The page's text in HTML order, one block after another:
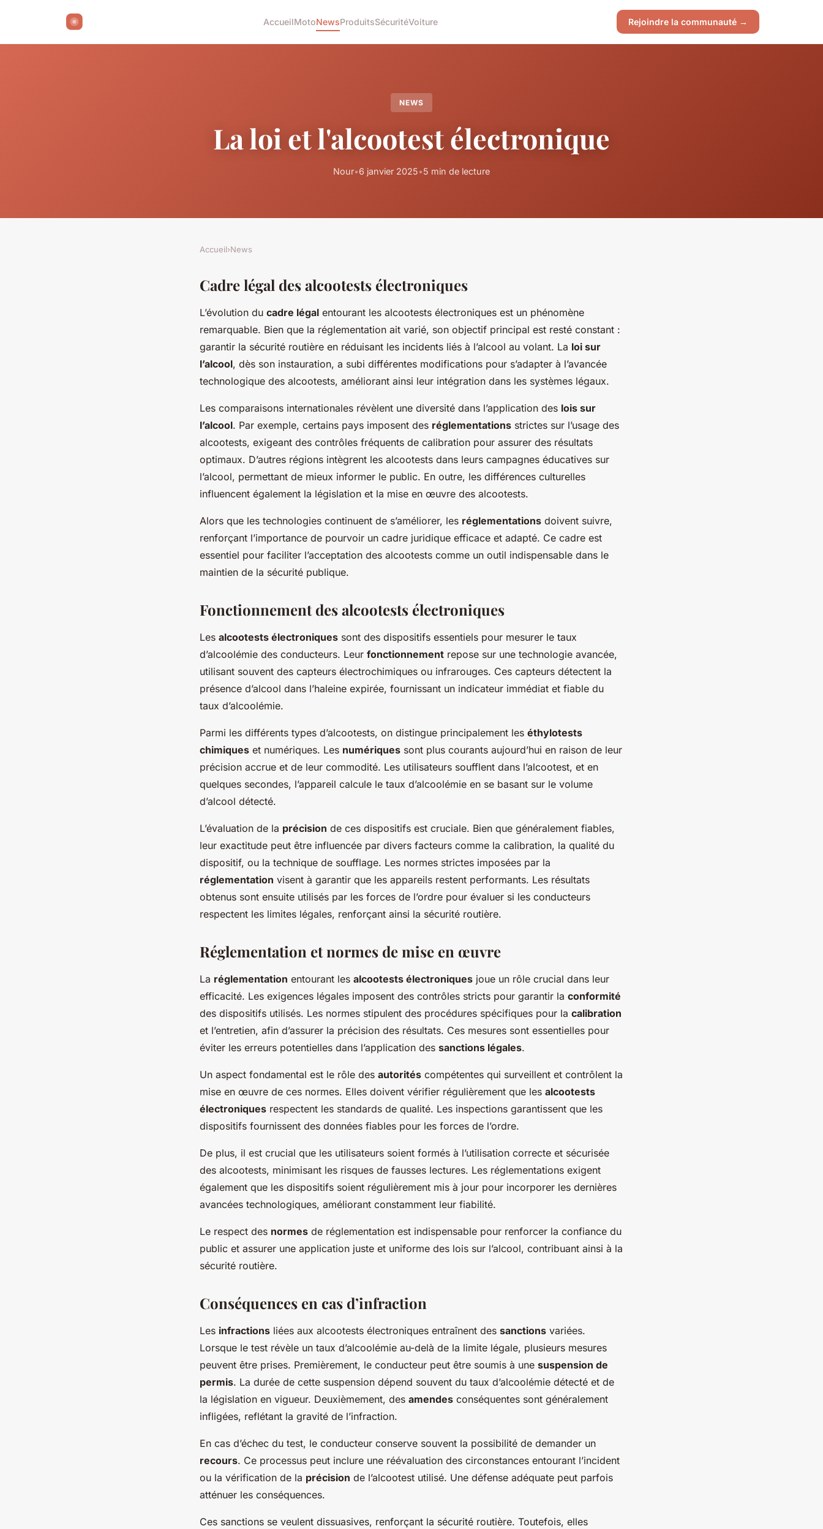
AccueilMotoNewsProduitsSécuritéVoiture Rejoindre la communauté →
NEWS
La loi et l'alcootest électronique
Nour•6 janvier 2025•5 min de lecture
Accueil›News
Cadre légal des alcootests électroniques
L’évolution du cadre légal entourant les alcootests électroniques est un phénomène
remarquable. Bien que la réglementation ait varié, son objectif principal est resté constant :
garantir la sécurité routière en réduisant les incidents liés à l’alcool au volant. La loi sur
l’alcool, dès son instauration, a subi différentes modifications pour s’adapter à l’avancée
technologique des alcootests, améliorant ainsi leur intégration dans les systèmes légaux.
Les comparaisons internationales révèlent une diversité dans l’application des lois sur
l’alcool. Par exemple, certains pays imposent des réglementations strictes sur l’usage des
alcootests, exigeant des contrôles fréquents de calibration pour assurer des résultats
optimaux. D’autres régions intègrent les alcootests dans leurs campagnes éducatives sur
l’alcool, permettant de mieux informer le public. En outre, les différences culturelles
influencent également la législation et la mise en œuvre des alcootests.
Alors que les technologies continuent de s’améliorer, les réglementations doivent suivre,
renforçant l’importance de pourvoir un cadre juridique efficace et adapté. Ce cadre est
essentiel pour faciliter l’acceptation des alcootests comme un outil indispensable dans le
maintien de la sécurité publique.
Fonctionnement des alcootests électroniques
Les alcootests électroniques sont des dispositifs essentiels pour mesurer le taux
d’alcoolémie des conducteurs. Leur fonctionnement repose sur une technologie avancée,
utilisant souvent des capteurs électrochimiques ou infrarouges. Ces capteurs détectent la
présence d’alcool dans l’haleine expirée, fournissant un indicateur immédiat et fiable du
taux d’alcoolémie.
Parmi les différents types d’alcootests, on distingue principalement les éthylotests
chimiques et numériques. Les numériques sont plus courants aujourd’hui en raison de leur
précision accrue et de leur commodité. Les utilisateurs soufflent dans l’alcootest, et en
quelques secondes, l’appareil calcule le taux d’alcoolémie en se basant sur le volume
d’alcool détecté.
L’évaluation de la précision de ces dispositifs est cruciale. Bien que généralement fiables,
leur exactitude peut être influencée par divers facteurs comme la calibration, la qualité du
dispositif, ou la technique de soufflage. Les normes strictes imposées par la
réglementation visent à garantir que les appareils restent performants. Les résultats
obtenus sont ensuite utilisés par les forces de l’ordre pour évaluer si les conducteurs
respectent les limites légales, renforçant ainsi la sécurité routière.
Réglementation et normes de mise en œuvre
La réglementation entourant les alcootests électroniques joue un rôle crucial dans leur
efficacité. Les exigences légales imposent des contrôles stricts pour garantir la conformité
des dispositifs utilisés. Les normes stipulent des procédures spécifiques pour la calibration
et l’entretien, afin d’assurer la précision des résultats. Ces mesures sont essentielles pour
éviter les erreurs potentielles dans l’application des sanctions légales.
Un aspect fondamental est le rôle des autorités compétentes qui surveillent et contrôlent la
mise en œuvre de ces normes. Elles doivent vérifier régulièrement que les alcootests
électroniques respectent les standards de qualité. Les inspections garantissent que les
dispositifs fournissent des données fiables pour les forces de l’ordre.
De plus, il est crucial que les utilisateurs soient formés à l’utilisation correcte et sécurisée
des alcootests, minimisant les risques de fausses lectures. Les réglementations exigent
également que les dispositifs soient régulièrement mis à jour pour incorporer les dernières
avancées technologiques, améliorant constamment leur fiabilité.
Le respect des normes de réglementation est indispensable pour renforcer la confiance du
public et assurer une application juste et uniforme des lois sur l’alcool, contribuant ainsi à la
sécurité routière.
Conséquences en cas d’infraction
Les infractions liées aux alcootests électroniques entraînent des sanctions variées.
Lorsque le test révèle un taux d’alcoolémie au-delà de la limite légale, plusieurs mesures
peuvent être prises. Premièrement, le conducteur peut être soumis à une suspension de
permis. La durée de cette suspension dépend souvent du taux d’alcoolémie détecté et de
la législation en vigueur. Deuxièmement, des amendes conséquentes sont généralement
infligées, reflétant la gravité de l’infraction.
En cas d’échec du test, le conducteur conserve souvent la possibilité de demander un
recours. Ce processus peut inclure une réévaluation des circonstances entourant l’incident
ou la vérification de la précision de l’alcootest utilisé. Une défense adéquate peut parfois
atténuer les conséquences.
Ces sanctions se veulent dissuasives, renforçant la sécurité routière. Toutefois, elles